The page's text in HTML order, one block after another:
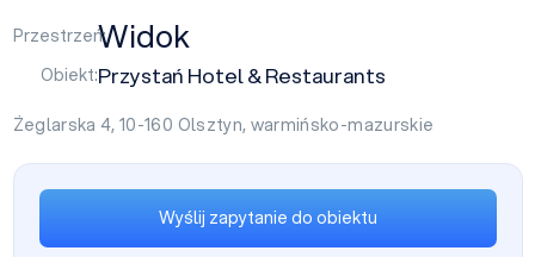
Przestrzeń:Widok
Obiekt:Przystań Hotel & Restaurants
Żeglarska 4, 10-160 Olsztyn, warmińsko-mazurskie
Wyślij zapytanie do obiektu